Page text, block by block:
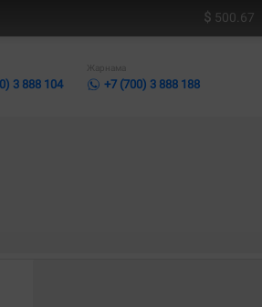
500.67
3 888 104
Жарнама
+7 (700) 3 888 188